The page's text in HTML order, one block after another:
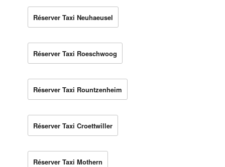
Réserver Taxi Neuhaeusel
Réserver Taxi Roeschwoog
Réserver Taxi Rountzenheim
Réserver Taxi Croettwiller
Réserver Taxi Mothern